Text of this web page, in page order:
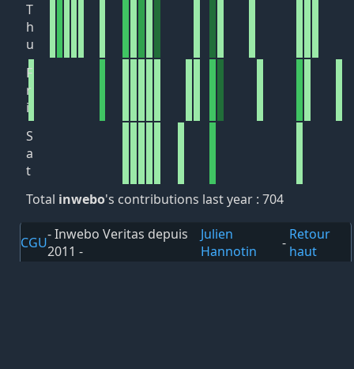
T
h
u
F
r
i
S
a
t
Total inwebo's contributions last year : 704
CGU- Inwebo Veritas depuis
2011 -
Julien
Hannotin
- Retour
haut